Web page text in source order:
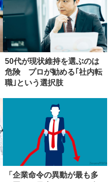
50代が現状維持を選ぶのは
危険 プロが勧める｢社内転
職｣という選択肢
「企業命令の異動が最も多